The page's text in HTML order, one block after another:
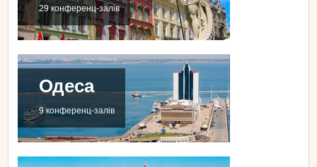
29 конференц-залів
Одеса
9 конференц-залів